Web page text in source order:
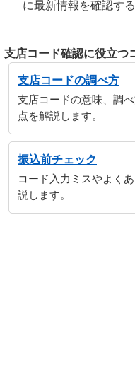
に最新情報を確認す
支店コード確認に役立つ
支店コードの調べ方
支店コードの意味、調
点を解説します。
振込前チェック
コード入力ミスやよく
説します。